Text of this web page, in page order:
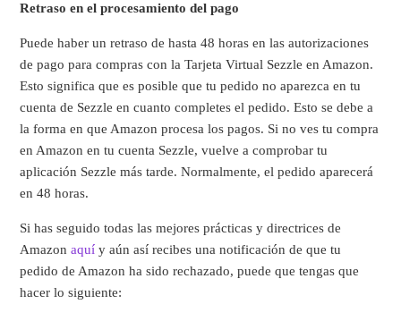
Retraso en el procesamiento del pago
Puede haber un retraso de hasta 48 horas en las autorizaciones
de pago para compras con la Tarjeta Virtual Sezzle en Amazon.
Esto significa que es posible que tu pedido no aparezca en tu
cuenta de Sezzle en cuanto completes el pedido. Esto se debe a
la forma en que Amazon procesa los pagos. Si no ves tu compra
en Amazon en tu cuenta Sezzle, vuelve a comprobar tu
aplicación Sezzle más tarde. Normalmente, el pedido aparecerá
en 48 horas.
Si has seguido todas las mejores prácticas y directrices de
Amazonaquí y aún así recibes una notificación de que tu
pedido de Amazon ha sido rechazado, puede que tengas que
hacer lo siguiente: